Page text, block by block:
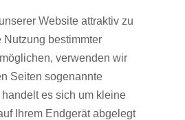
Website attraktiv zu
bestimmter
verwenden wir
Seiten sogenannte
es sich um kleine
Ihrem Endgerät abgelegt